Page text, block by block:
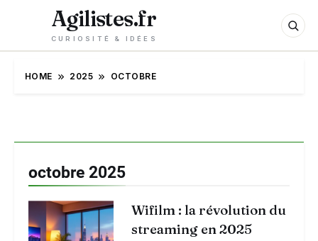
Agilistes.fr
CURIOSITÉ & IDÉES
HOME 2025 OCTOBRE
octobre 2025
Wifilm : la révolution du
streaming en 2025